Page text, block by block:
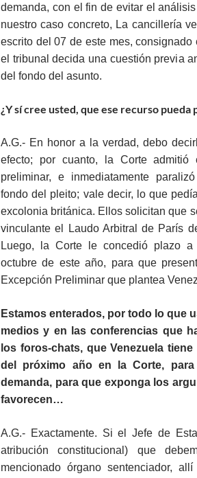
demanda, con el fin de evitar el
nuestro caso concreto, La cancillería
escrito del 07 de este mes,
el tribunal decida una cuestión previa
del fondo del asunto.
¿Y sí cree usted, que ese recurso pueda
A.G.- En honor a la verdad, debo
efecto; por cuanto, la Corte admitió
preliminar, e inmediatamente
fondo del pleito; vale decir, lo que
excolonia británica. Ellos solicitan que
vinculante el Laudo Arbitral de París
Luego, la Corte le concedió plazo
octubre de este año, para que
Excepción Preliminar que plantea
Estamos enterados, por todo lo que
medios y en las conferencias que
los foros-chats, que Venezuela
del próximo año en la Corte,
demanda, para que exponga los
favorecen…
A.G.- Exactamente. Si el Jefe de
atribución constitucional) que
mencionado órgano sentenciador,